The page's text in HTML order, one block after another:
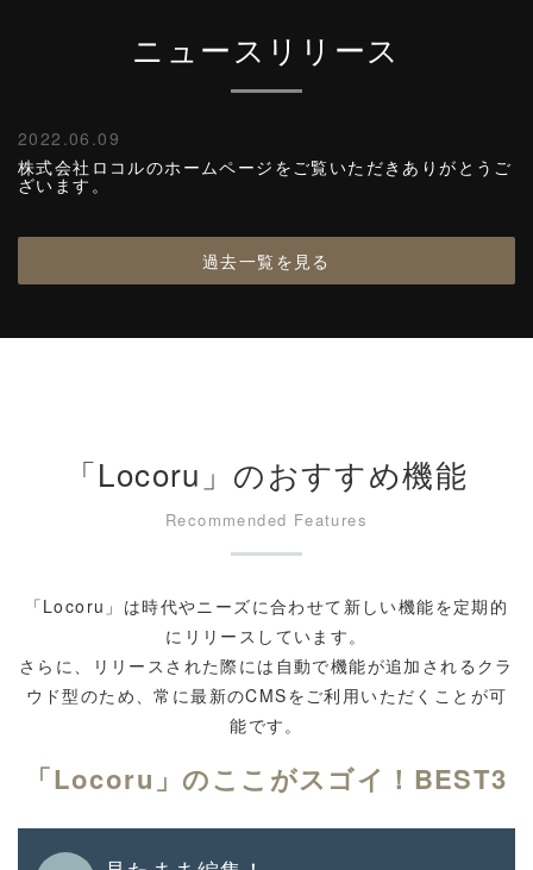
ニュースリリース
2022.06.09
株式会社ロコルのホームページをご覧いただきありがとうご
ざいます。
過去一覧を見る
「Locoru」のおすすめ機能
Recommended Features
「Locoru」は時代やニーズに合わせて新しい機能を定期的
にリリースしています。
さらに、リリースされた際には自動で機能が追加されるクラ
ウド型のため、常に最新のCMSをご利用いただくことが可
能です。
「Locoru」のここがスゴイ！BEST3